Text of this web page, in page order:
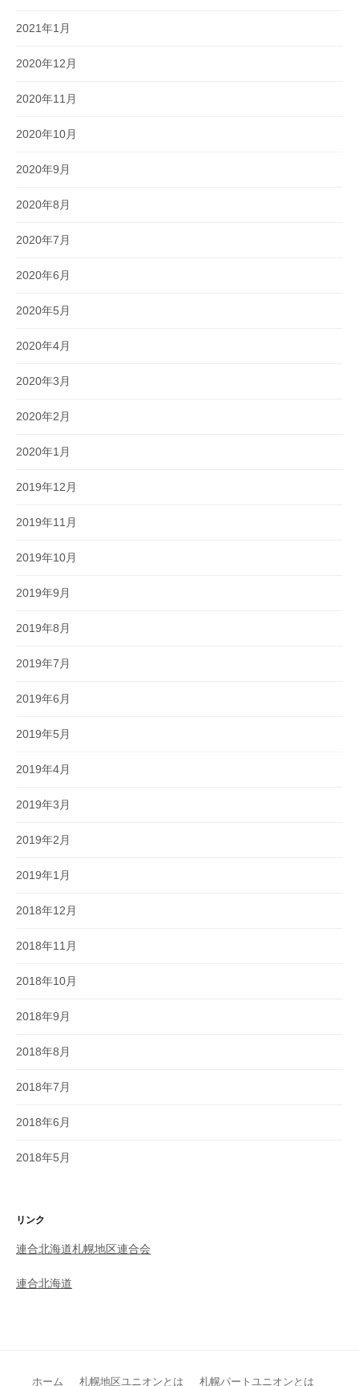
2021年1月
2020年12月
2020年11月
2020年10月
2020年9月
2020年8月
2020年7月
2020年6月
2020年5月
2020年4月
2020年3月
2020年2月
2020年1月
2019年12月
2019年11月
2019年10月
2019年9月
2019年8月
2019年7月
2019年6月
2019年5月
2019年4月
2019年3月
2019年2月
2019年1月
2018年12月
2018年11月
2018年10月
2018年9月
2018年8月
2018年7月
2018年6月
2018年5月
リンク
連合北海道札幌地区連合会
連合北海道
ホーム 札幌地区ユニオンとは 札幌パートユニオンとは